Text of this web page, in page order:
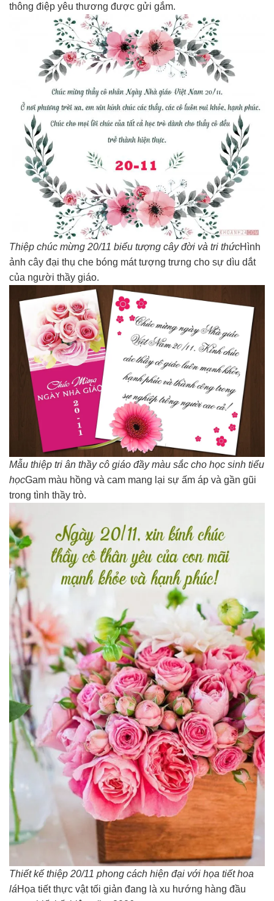
thông điệp yêu thương được gửi gắm.
Thiệp chúc mừng 20/11 biểu tượng cây đời và tri thứcHình
ảnh cây đại thụ che bóng mát tượng trưng cho sự dìu dắt
của người thầy giáo.
Mẫu thiệp tri ân thầy cô giáo đầy màu sắc cho học sinh tiểu
họcGam màu hồng và cam mang lại sự ấm áp và gần gũi
trong tình thầy trò.
Thiết kế thiệp 20/11 phong cách hiện đại với họa tiết hoa
láHọa tiết thực vật tối giản đang là xu hướng hàng đầu